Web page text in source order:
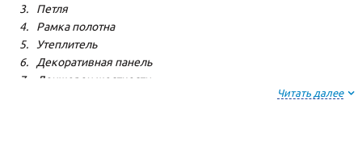
Петля
Рамка полотна
Утеплитель
Декоративная панель
Лонжерон жесткости
Читать далее